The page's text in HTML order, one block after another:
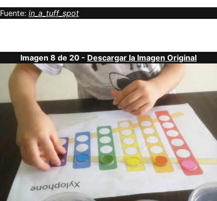
Fuente: in_a_tuff_spot
Imagen 8 de 20 - Descargar la Imagen Original